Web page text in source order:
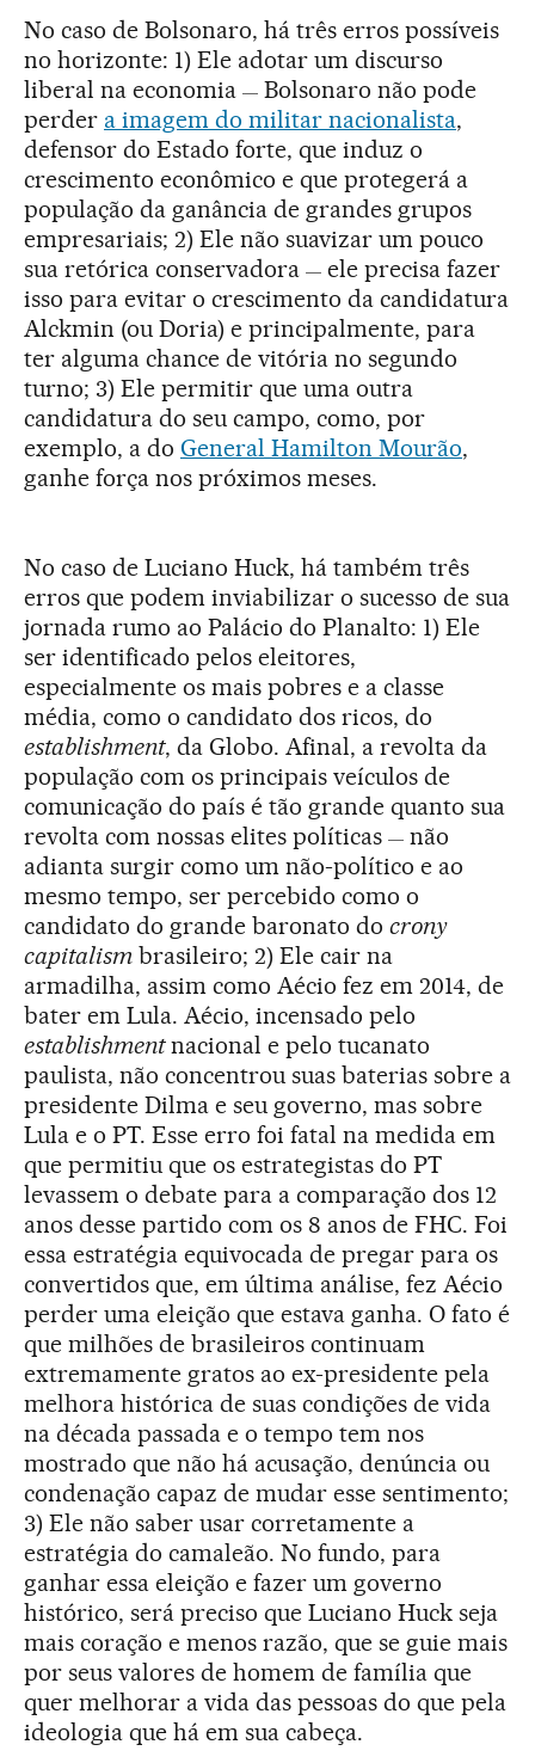
No caso de Bolsonaro, há três erros possíveis
no horizonte: 1) Ele adotar um discurso
liberal na economia — Bolsonaro não pode
perder a imagem do militar nacionalista,
defensor do Estado forte, que induz o
crescimento econômico e que protegerá a
população da ganância de grandes grupos
empresariais; 2) Ele não suavizar um pouco
sua retórica conservadora — ele precisa fazer
isso para evitar o crescimento da candidatura
Alckmin (ou Doria) e principalmente, para
ter alguma chance de vitória no segundo
turno; 3) Ele permitir que uma outra
candidatura do seu campo, como, por
exemplo, a do General Hamilton Mourão,
ganhe força nos próximos meses.
No caso de Luciano Huck, há também três
erros que podem inviabilizar o sucesso de sua
jornada rumo ao Palácio do Planalto: 1) Ele
ser identificado pelos eleitores,
especialmente os mais pobres e a classe
média, como o candidato dos ricos, do
establishment, da Globo. Afinal, a revolta da
população com os principais veículos de
comunicação do país é tão grande quanto sua
revolta com nossas elites políticas — não
adianta surgir como um não-político e ao
mesmo tempo, ser percebido como o
candidato do grande baronato do crony
capitalism brasileiro; 2) Ele cair na
armadilha, assim como Aécio fez em 2014, de
bater em Lula. Aécio, incensado pelo
establishmentnacional e pelo tucanato
paulista, não concentrou suas baterias sobre a
presidente Dilma e seu governo, mas sobre
Lula e o PT. Esse erro foi fatal na medida em
que permitiu que os estrategistas do PT
levassem o debate para a comparação dos 12
anos desse partido com os 8 anos de FHC. Foi
essa estratégia equivocada de pregar para os
convertidos que, em última análise, fez Aécio
perder uma eleição que estava ganha. O fato é
que milhões de brasileiros continuam
extremamente gratos ao ex-presidente pela
melhora histórica de suas condições de vida
na década passada e o tempo tem nos
mostrado que não há acusação, denúncia ou
condenação capaz de mudar esse sentimento;
3) Ele não saber usar corretamente a
estratégia do camaleão. No fundo, para
ganhar essa eleição e fazer um governo
histórico, será preciso que Luciano Huck seja
mais coração e menos razão, que se guie mais
por seus valores de homem de família que
quer melhorar a vida das pessoas do que pela
ideologia que há em sua cabeça.